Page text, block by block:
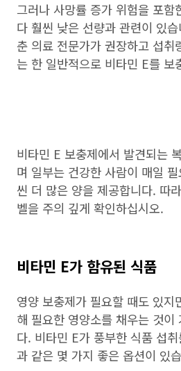
그러나 사망률 증가 위험을 포
다 훨씬 낮은 선량과 관련이 있
춘 의료 전문가가 권장하고 섭취
는 한 일반적으로 비타민 E를 보
비타민 E 보충제에서 발견되는
며 일부는 건강한 사람이 매일
씬 더 많은 양을 제공합니다. 따
벨을 주의 깊게 확인하십시오.
비타민 E가 함유된 식품
영양 보충제가 필요할 때도 있지
해 필요한 영양소를 채우는 것이
다. 비타민 E가 풍부한 식품 섭
과 같은 몇 가지 좋은 옵션이 있